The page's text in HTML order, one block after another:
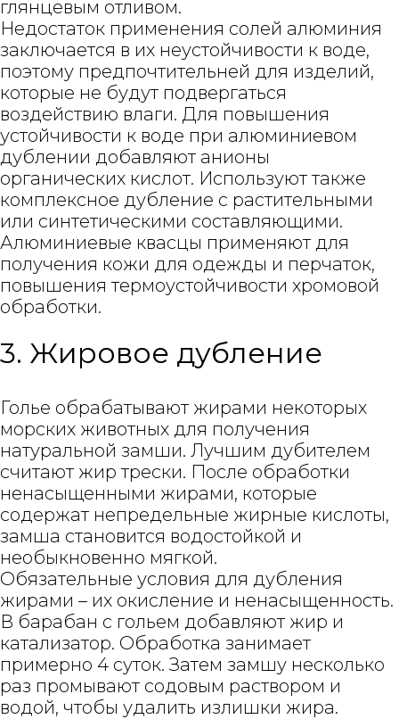
глянцевым отливом.
Недостаток применения солей алюминия
заключается в их неустойчивости к воде,
поэтому предпочтительней для изделий,
которые не будут подвергаться
воздействию влаги. Для повышения
устойчивости к воде при алюминиевом
дублении добавляют анионы
органических кислот. Используют также
комплексное дубление с растительными
или синтетическими составляющими.
Алюминиевые квасцы применяют для
получения кожи для одежды и перчаток,
повышения термоустойчивости хромовой
обработки.
3. Жировое дубление
Голье обрабатывают жирами некоторых
морских животных для получения
натуральной замши. Лучшим дубителем
считают жир трески. После обработки
ненасыщенными жирами, которые
содержат непредельные жирные кислоты,
замша становится водостойкой и
необыкновенно мягкой.
Обязательные условия для дубления
жирами – их окисление и ненасыщенность.
В барабан с гольем добавляют жир и
катализатор. Обработка занимает
примерно 4 суток. Затем замшу несколько
раз промывают содовым раствором и
водой, чтобы удалить излишки жира.